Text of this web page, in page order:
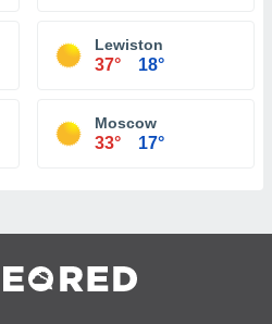
Lewiston
37° 18°
Moscow
33° 17°